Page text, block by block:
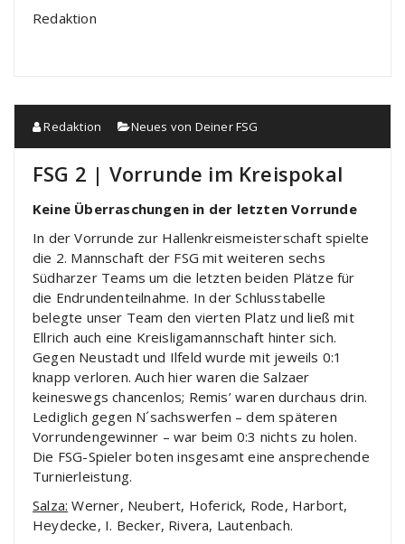
Redaktion
Redaktion Neues von Deiner FSG
FSG 2 | Vorrunde im Kreispokal
Keine Überraschungen in der letzten Vorrunde
In der Vorrunde zur Hallenkreismeisterschaft spielte
die 2. Mannschaft der FSG mit weiteren sechs
Südharzer Teams um die letzten beiden Plätze für
die Endrundenteilnahme. In der Schlusstabelle
belegte unser Team den vierten Platz und ließ mit
Ellrich auch eine Kreisligamannschaft hinter sich.
Gegen Neustadt und Ilfeld wurde mit jeweils 0:1
knapp verloren. Auch hier waren die Salzaer
keineswegs chancenlos; Remis’ waren durchaus drin.
Lediglich gegen N´sachswerfen – dem späteren
Vorrundengewinner – war beim 0:3 nichts zu holen.
Die FSG-Spieler boten insgesamt eine ansprechende
Turnierleistung.
Salza: Werner, Neubert, Hoferick, Rode, Harbort,
Heydecke, I. Becker, Rivera, Lautenbach.